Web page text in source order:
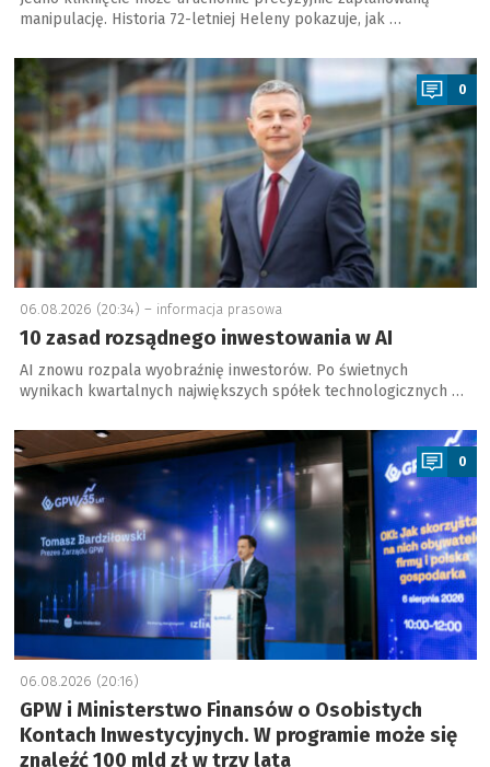
manipulację. Historia 72-letniej Heleny pokazuje, jak …
a
0
06.08.2026 (20:34) – informacja prasowa
10 zasad rozsądnego inwestowania w AI
AI znowu rozpala wyobraźnię inwestorów. Po świetnych
wynikach kwartalnych największych spółek technologicznych …
a
0
06.08.2026 (20:16)
GPW i Ministerstwo Finansów o Osobistych
Kontach Inwestycyjnych. W programie może się
znaleźć 100 mld zł w trzy lata